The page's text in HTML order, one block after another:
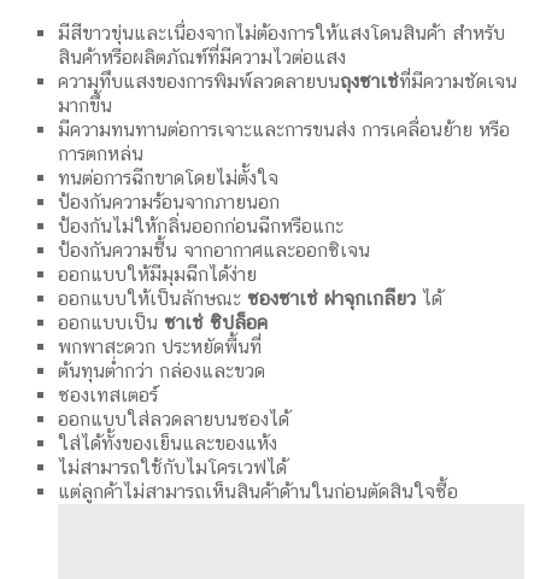
มีสีขาวขุ่นและเนื่องจากไม่ต้องการให้แสงโดนสินค้า สำหรับ
สินค้าหรือผลิตภัณฑ์ที่มีความไวต่อแสง
ความทึบแสงของการพิมพ์ลวดลายบนถุงซาเช่ที่มีความชัดเจน
มากขึ้น
มีความทนทานต่อการเจาะและการขนส่ง การเคลื่อนย้าย หรือ
การตกหล่น
ทนต่อการฉีกขาดโดยไม่ตั้งใจ
ป้องกันความร้อนจากภายนอก
ป้องกันไม่ให้กลิ่นออกก่อนฉีกหรือแกะ
ป้องกันความชื้น จากอากาศและออกซิเจน
ออกแบบให้มีมุมฉีกได้ง่าย
ออกแบบให้เป็นลักษณะซองซาเช่ ฝาจุกเกลียว ได้
ออกแบบเป็นซาเช่ ซิปล็อค
พกพาสะดวก ประหยัดพื้นที่
ต้นทุนต่ำกว่า กล่องและขวด
ซองเทสเตอร์
ออกแบบใส่ลวดลายบนซองได้
ใส่ได้ทั้งของเย็นและของแห้ง
ไม่สามารถใช้กับไมโครเวฟได้
แต่ลูกค้าไม่สามารถเห็นสินค้าด้านในก่อนตัดสินใจซื้อ